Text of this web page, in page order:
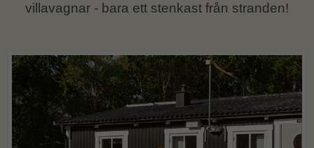
villavagnar - bara ett stenkast från stranden!